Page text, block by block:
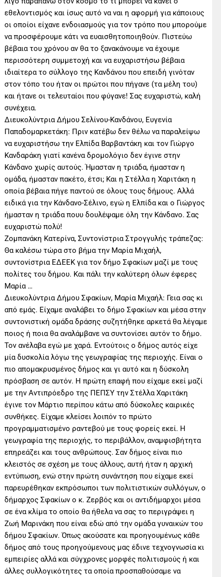
εθελοντισμός και ίσως αυτό να ναι η αφορμή για κάποιους
οι οποίοι είχανε ενδοιασμούς για τον τρόπο που μπορούμε
να προσφέρουμε κάτι να ευαισθητοποιηθούν. Πιστεύω
βέβαια του χρόνου αν θα το ξανακάνουμε να έχουμε
περισσότερη συμμετοχή και να ευχαριστήσω βέβαια
ιδιαίτερα το σύλλογο της Κανδάνου που επειδή γινόταν
στον τόπο του ήταν οι πρώτοι που πήγανε (τα μέλη του)
και ήτανε οι τελευταίοι που φύγανε! Σας ευχαριστώ, καλή
συνέχεια.
Διευκολύντρια Δήμου Σελίνου-Κανδάνου, Ευγενία
Παπαδομαρκετάκη: Πριν κατέβω δεν θέλω να παραλείψω
να ευχαριστήσω την Ελπίδα Βαρβαντάκη και τον Γιώργο
Κανδαράκη γιατί κανένα δρομολόγιο δεν έγινε στην
Κάνδανο χωρίς αυτούς. Ήμασταν η τριάδα, ήμασταν η
ομάδα, ήμασταν πακέτο, έτσι; Και η Στέλλα η Χαριτάκη η
οποία βέβαια πήγε παντού σε όλους τους δήμους. Αλλά
ειδικά για την Κάνδανο-Σέλινο, εγώ η Ελπίδα και ο Γιώργος
ήμασταν η τριάδα πουυ δουλέψαμε όλη την Κάνδανο. Σας
ευχαριστώ πολύ!
Ζομπανάκη Κατερίνα, Συντονίστρια Στρογγυλής τράπεζας:
Θα καλέσω τώρα στο βήμα την Μαρία Μιχαήλ,
συντονίστρια ΕΔΕΕΚ για τον δήμο Σφακίων μαζί με τους
πολίτες του δήμου. Και πάλι την καλύτερη όλων έφερες
Μαρία …
Διευκολύντρια Δήμου Σφακίων, Μαρία Μιχαήλ: Γεια σας κι
από εμάς. Είχαμε αναλάβει το δήμο Σφακίων και μέσα στην
συντονιστική ομάδα δράσης συζητήθηκε αρκετά θα λέγαμε
ποιος ή ποια θα αναλάμβανε να συντονίσει αυτόν το δήμο.
Τον ανέλαβα εγώ με χαρά. Εντούτοις ο δήμος αυτός είχε
μία δυσκολία λόγω της γεωγραφίας της περιοχής. Είναι ο
πιο απομακρυσμένος δήμος και γι αυτό και η δύσκολη
πρόσβαση σε αυτόν. Η πρώτη επαφή που είχαμε εκεί μαζί
με την Αντιπρόεδρο της ΠΕΠΣΥ την Στέλλα Χαριτάκη
έγινε τον Μάρτιο περίπου κάτω από δύσκολες καιρικές
συνθήκες. Είχαμε κλείσει λοιπόν το πρώτο
προγραμματισμένο ραντεβού με τους φορείς εκεί. Η
γεωγραφία της περιοχής, το περιβάλλον, αναμφισβήτητα
επηρεάζει και τους ανθρώπους. Σαν δήμος είναι πιο
κλειστός σε σχέση με τους άλλους, αυτή ήταν η αρχική
εντύπωση, ενώ στην πρώτη συνάντηση που είχαμε εκεί
παρευρέθηκαν εκπρόσωποι των πολιτιστικών συλλόγων, ο
δήμαρχος Σφακίων ο κ. Ζερβός και οι αντιδήμαρχοι μέσα
σε ένα κλίμα το οποίο θα ήθελα να σας το περιγράψει η
Ζωή Μαρινάκη που είναι εδώ από την ομάδα γυναικών του
δήμου Σφακίων. Όπως ακούσατε και προηγουμένως κάθε
δήμος από τους προηγούμενους μας έδινε τεχνογνωσία κι
εμπειρίες αλλά και σύγχρονες μορφές πολιτισμούς ή και
άλλες συλλογικότητες τα οποία προσπαθούσαμε να